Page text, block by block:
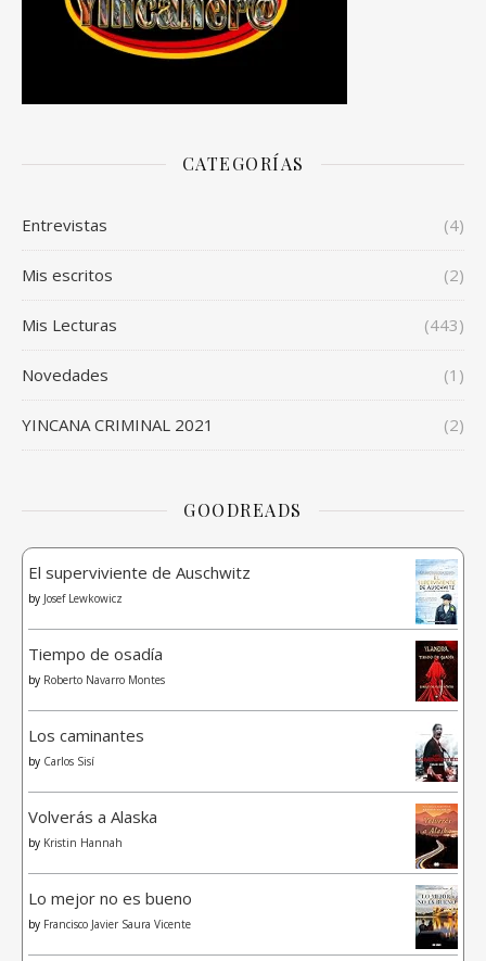
CATEGORÍAS
Entrevistas (4)
Mis escritos (2)
Mis Lecturas (443)
Novedades (1)
YINCANA CRIMINAL 2021 (2)
GOODREADS
El superviviente de Auschwitz
by Josef Lewkowicz
Tiempo de osadía
by Roberto Navarro Montes
Los caminantes
by Carlos Sisí
Volverás a Alaska
by Kristin Hannah
Lo mejor no es bueno
by Francisco Javier Saura Vicente